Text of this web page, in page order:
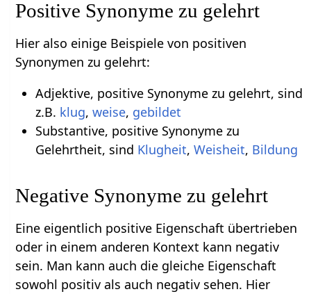
Positive Synonyme zu gelehrt
Hier also einige Beispiele von positiven
Synonymen zu gelehrt:
Adjektive, positive Synonyme zu gelehrt, sind
z.B. klug, weise, gebildet
Substantive, positive Synonyme zu
Gelehrtheit, sind Klugheit, Weisheit, Bildung
Negative Synonyme zu gelehrt
Eine eigentlich positive Eigenschaft übertrieben
oder in einem anderen Kontext kann negativ
sein. Man kann auch die gleiche Eigenschaft
sowohl positiv als auch negativ sehen. Hier